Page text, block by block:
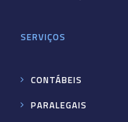
SERVIÇOS
CONTÁBEIS
PARALEGAIS